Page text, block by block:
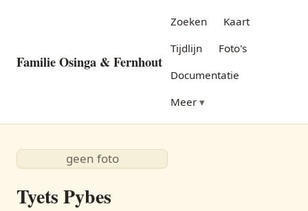
Familie Osinga & Fernhout
Zoeken
Kaart
Tijdlijn
Foto's
Documentatie
Meer
geen foto
Tyets Pybes